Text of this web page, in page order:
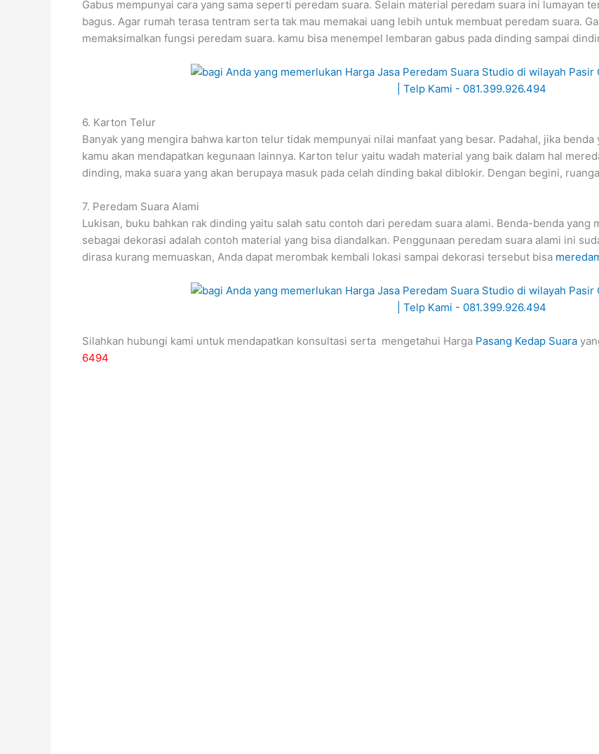
Gabus mempunyai cara yang sama seperti peredam suara. Selain material peredam suara ini lumayan
bagus. Agar rumah terasa tentram serta tak mau memakai uang lebih untuk membuat peredam suara.
memaksimalkan fungsi peredam suara. kamu bisa menempel lembaran gabus pada dinding sampai
6. Karton Telur
Banyak yang mengira bahwa karton telur tidak mempunyai nilai manfaat yang besar. Padahal, jika
kamu akan mendapatkan kegunaan lainnya. Karton telur yaitu wadah material yang baik dalam hal
dinding, maka suara yang akan berupaya masuk pada celah dinding bakal diblokir. Dengan begini,
7. Peredam Suara Alami
Lukisan, buku bahkan rak dinding yaitu salah satu contoh dari peredam suara alami. Benda-benda
sebagai dekorasi adalah contoh material yang bisa diandalkan. Penggunaan peredam suara alami ini
dirasa kurang memuaskan, Anda dapat merombak kembali lokasi sampai dekorasi tersebut bisa
Silahkan hubungi kami untuk mendapatkan konsultasi serta mengetahui Harga Pasang Kedap Suara
6494